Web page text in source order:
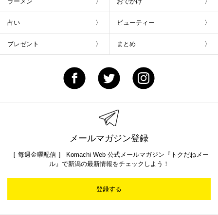
占い ビューティー
プレゼント まとめ
メールマガジン登録
［ 毎週金曜配信 ］ Komachi Web 公式メールマガジン『トクだねメー
ル』で新潟の最新情報をチェックしよう！
登録する